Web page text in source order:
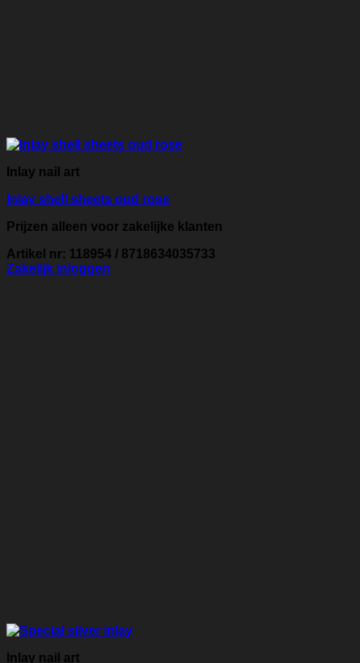
Inlay nail art
Inlay shell sheets oud rose
Prijzen alleen voor zakelijke klanten
Artikel nr: 118954 / 8718634035733
Zakelijk inloggen
Inlay nail art